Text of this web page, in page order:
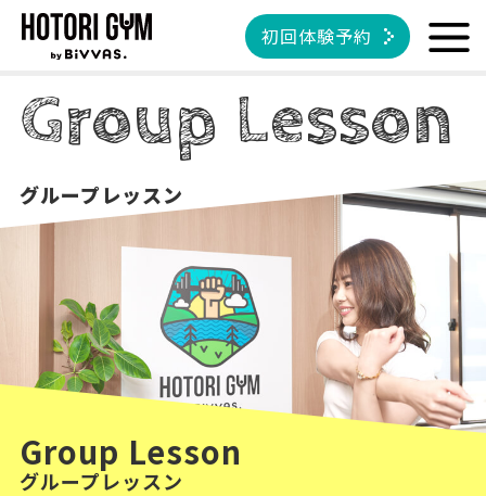
初回体験予約
Group Lesson
グループレッスン
Group Lesson
グループレッスン